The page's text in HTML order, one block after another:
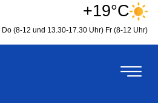
+19°C
Do (8-12 und 13.30-17.30 Uhr) Fr (8-12 Uhr)